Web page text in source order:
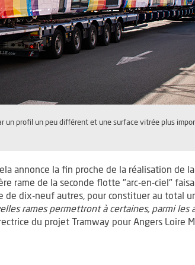
un profil un peu différent et une surface vitrée plus
annonce la fin proche de la réalisation de
rame de la seconde flotte "arc-en-ciel"
de dix-neuf autres, pour constituer au
rames permettront à certaines, parmi
du projet Tramway pour Angers Loire